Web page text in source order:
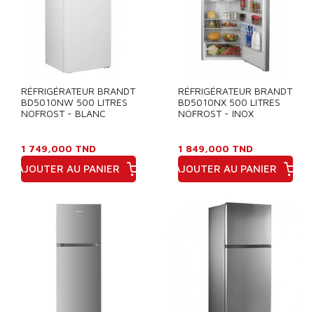
RÉFRIGÉRATEUR BRANDT
BD5010NW 500 LITRES
NOFROST - BLANC
1 749,000 TND
AJOUTER AU PANIER
RÉFRIGÉRATEUR BRANDT
BD5010NX 500 LITRES
NOFROST - INOX
1 849,000 TND
AJOUTER AU PANIER